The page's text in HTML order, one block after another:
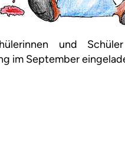
und
im September